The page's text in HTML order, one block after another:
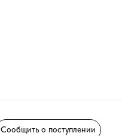
Сообщить о поступлении